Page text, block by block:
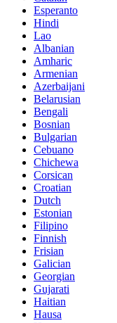
Esperanto
Hindi
Lao
Albanian
Amharic
Armenian
Azerbaijani
Belarusian
Bengali
Bosnian
Bulgarian
Cebuano
Chichewa
Corsican
Croatian
Dutch
Estonian
Filipino
Finnish
Frisian
Galician
Georgian
Gujarati
Haitian
Hausa